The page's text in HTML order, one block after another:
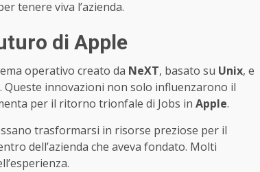
tenere viva l’azienda.
di Apple
operativo creato da NeXT, basato su Unix, e
innovazioni non solo influenzarono il
per il ritorno trionfale di Jobs in Apple.
trasformarsi in risorse preziose per il
dell’azienda che aveva fondato. Molti